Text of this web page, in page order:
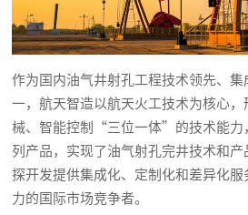
作为国内油气井射孔工程技术领先、
一，航天智造以航天火工技术为核心
械、智能控制“三位一体”的技术能力
列产品，实现了油气射孔完井技术和
探开发提供集成化、定制化和差异化
力的国际市场竞争者。